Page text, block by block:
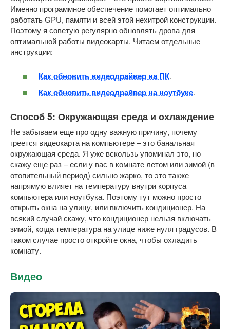
Именно программное обеспечение помогает оптимально
работать GPU, памяти и всей этой нехитрой конструкции.
Поэтому я советую регулярно обновлять дрова для
оптимальной работы видеокарты. Читаем отдельные
инструкции:
Как обновить видеодрайвер на ПК.
Как обновить видеодрайвер на ноутбуке.
Способ 5: Окружающая среда и охлаждение
Не забываем еще про одну важную причину, почему
греется видеокарта на компьютере – это банальная
окружающая среда. Я уже вскользь упоминал это, но
скажу еще раз – если у вас в комнате летом или зимой (в
отопительный период) сильно жарко, то это также
напрямую влияет на температуру внутри корпуса
компьютера или ноутбука. Поэтому тут можно просто
открыть окна на улицу, или включить кондиционер. На
всякий случай скажу, что кондиционер нельзя включать
зимой, когда температура на улице ниже нуля градусов. В
таком случае просто откройте окна, чтобы охладить
комнату.
Видео